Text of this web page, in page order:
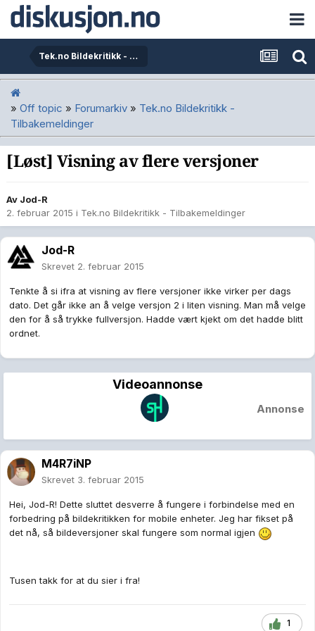
Tek.no Bildekritikk - Tilbakemeldinger
» Off topic » Forumarkiv » Tek.no Bildekritikk -
Tilbakemeldinger
[Løst] Visning av flere versjoner
Av Jod-R
2. februar 2015 i Tek.no Bildekritikk - Tilbakemeldinger
Jod-R
Skrevet 2. februar 2015
Tenkte å si ifra at visning av flere versjoner ikke virker per dags
dato. Det går ikke an å velge versjon 2 i liten visning. Man må velge
den for å så trykke fullversjon. Hadde vært kjekt om det hadde blitt
ordnet.
Videoannonse
Annonse
M4R7iNP
Skrevet 3. februar 2015
Hei, Jod-R! Dette sluttet desverre å fungere i forbindelse med en
forbedring på bildekritikken for mobile enheter. Jeg har fikset på
det nå, så bildeversjoner skal fungere som normal igjen
Tusen takk for at du sier i fra!
1